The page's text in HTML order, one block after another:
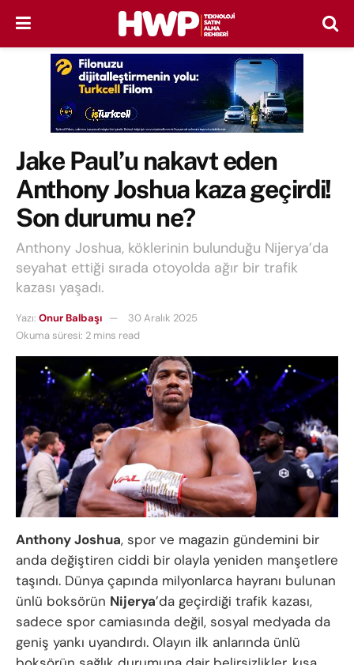
Jake Paul’u nakavt eden
Anthony Joshua kaza geçirdi!
Son durumu ne?
Anthony Joshua, köklerinin bulunduğu Nijerya’da
seyahat ettiği sırada otoyolda ağır bir trafik
kazası yaşadı.
Yazı: Onur Balbaşı
30 Aralık 2025
Okuma süresi: 2 mins read
Anthony Joshua, spor ve magazin gündemini bir
anda değiştiren ciddi bir olayla yeniden manşetlere
taşındı. Dünya çapında milyonlarca hayranı bulunan
ünlü boksörün Nijerya’da geçirdiği trafik kazası,
sadece spor camiasında değil, sosyal medyada da
geniş yankı uyandırdı. Olayın ilk anlarında ünlü